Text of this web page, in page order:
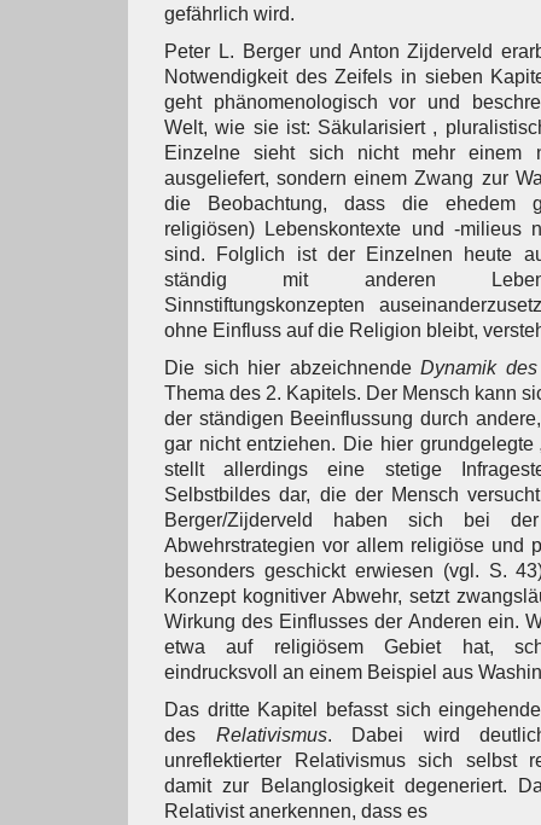
gefährlich wird.
Peter L. Berger und Anton Zijderveld
Notwendigkeit des Zeifels in sieben
geht phänomenologisch vor und
Welt, wie sie ist: Säkularisiert ,
Einzelne sieht sich nicht mehr einem
ausgeliefert, sondern einem Zwang zur
die Beobachtung, dass die ehedem
religiösen) Lebenskontexte und -milieus
sind. Folglich ist der Einzelnen heute
ständig mit anderen
Sinnstiftungskonzepten
ohne Einfluss auf die Religion bleibt,
Die sich hier abzeichnende Dynamik
Thema des 2. Kapitels. Der Mensch kann
der ständigen Beeinflussung durch
gar nicht entziehen. Die hier grundgelegte
stellt allerdings eine stetige
Selbstbildes dar, die der Mensch
Berger/Zijderveld haben sich bei
Abwehrstrategien vor allem religiöse und
besonders geschickt erwiesen (vgl. S.
Konzept kognitiver Abwehr, setzt
Wirkung des Einflusses der Anderen ein.
etwa auf religiösem Gebiet hat,
eindrucksvoll an einem Beispiel aus
Das dritte Kapitel befasst sich
des Relativismus. Dabei wird
unreflektierter Relativismus sich selbst
damit zur Belanglosigkeit degeneriert.
Relativist anerkennen, dass es